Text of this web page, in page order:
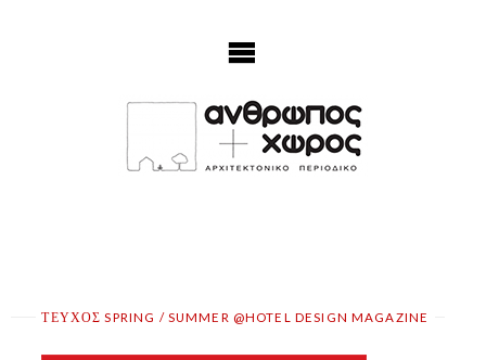
ΤΕΥΧΟΣ SPRING / SUMMER @HOTEL DESIGN MAGAZINE